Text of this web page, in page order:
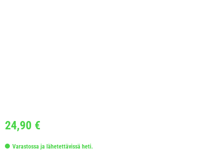
24,90 €
Varastossa ja lähetettävissä heti.